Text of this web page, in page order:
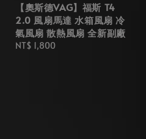
【奧斯德VAG】福斯 T4
2.0 風扇馬達 水箱風扇 冷
氣風扇 散熱風扇 全新副廠
Regular
NT$ 1,800